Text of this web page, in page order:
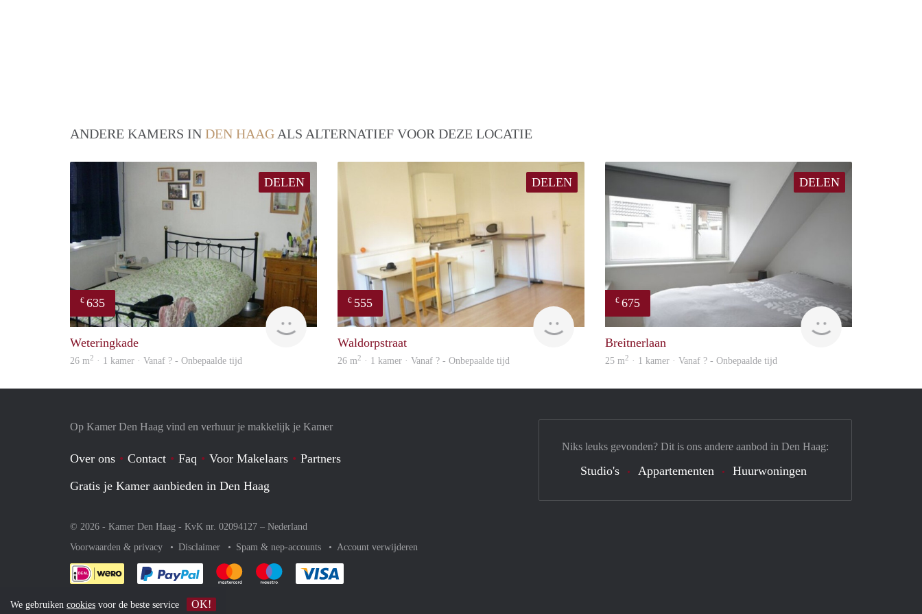
ANDERE KAMERS IN DEN HAAG ALS ALTERNATIEF VOOR DEZE LOCATIE
DELEN
€ 635
Weteringkade
26 m2 · 1 kamer · Vanaf ? - Onbepaalde tijd
DELEN
€ 555
Waldorpstraat
26 m2 · 1 kamer · Vanaf ? - Onbepaalde tijd
DELEN
€ 675
Woning
Breitnerlaan
25 m2 · 1 kamer · Vanaf ? - Onbepaalde tijd
Op Kamer Den Haag vind en verhuur je makkelijk je Kamer
Over ons Contact Faq Voor Makelaars
Partners
Gratis je Kamer aanbieden in Den Haag
© 2026 - Kamer Den Haag - KvK nr. 02094127 – Nederland
Voorwaarden & privacy
Disclaimer Spam & nep-accounts Account verwijderen
Je rekent gemakkelijk af met Paypal
Je rekent gemakkelijk af met Mastercard
Je rekent gemakkelijk af met Meastro
Niks leuks gevonden? Dit is ons andere aanbod in Den Haag:
Studio's Appartementen Huurwoningen
We gebruiken cookies voor de beste service OK!